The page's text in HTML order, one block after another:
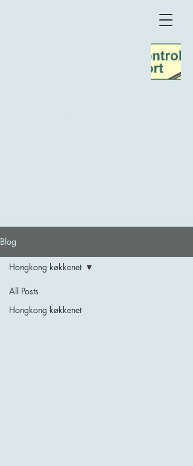
Blog
All Posts
Hongkong køkkenet
Hongkong køkkenet